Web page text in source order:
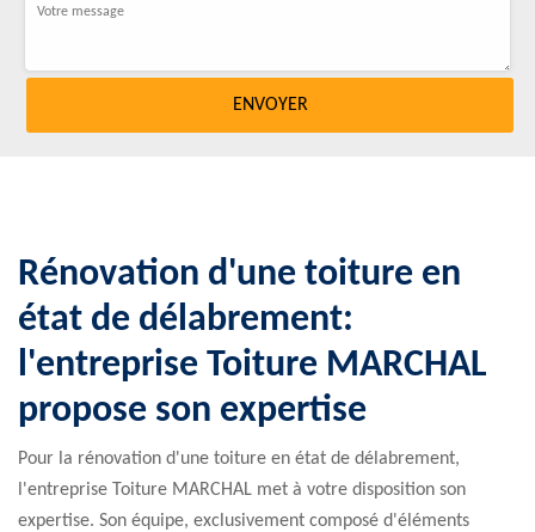
Rénovation d'une toiture en
état de délabrement:
l'entreprise Toiture MARCHAL
propose son expertise
Pour la rénovation d'une toiture en état de délabrement,
l'entreprise Toiture MARCHAL met à votre disposition son
expertise. Son équipe, exclusivement composé d'éléments